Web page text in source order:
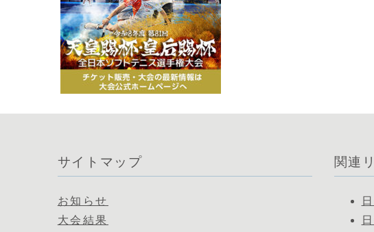
サイトマップ
お知らせ
大会結果
関連